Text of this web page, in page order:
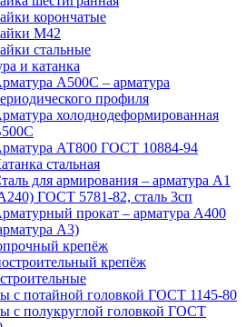
корончатые
М42
стальные
и катанка
А500С – арматура
профиля
холоднодеформированная
АТ800 ГОСТ 10884-94
стальная
для армирования – арматура А1
ГОСТ 5781-82, сталь 3сп
прокат – арматура А400
А3)
крепёж
крепёж
с потайной головкой ГОСТ 1145-80
с полукруглой головкой ГОСТ